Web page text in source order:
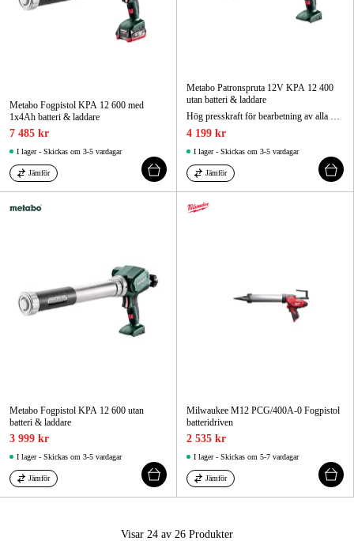
Metabo Fogpistol KPA 12 600 med
1x4Ah batteri & laddare
7 485 kr
I lager - Skickas om 3-5 vardagar
Jämför
Metabo Patronspruta 12V KPA 12 400
utan batteri & laddare
Hög presskraft för bearbetning av alla vanliga tät- och limmaterial.
4 199 kr
I lager - Skickas om 3-5 vardagar
Jämför
Metabo Fogpistol KPA 12 600 utan
batteri & laddare
3 999 kr
I lager - Skickas om 3-5 vardagar
Jämför
Milwaukee M12 PCG/400A-0 Fogpistol
batteridriven
2 535 kr
I lager - Skickas om 5-7 vardagar
Jämför
Visar 24 av 26 Produkter